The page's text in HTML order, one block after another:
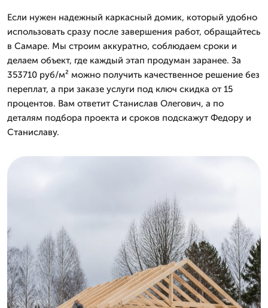
Если нужен надежный каркасный домик, который удобно
использовать сразу после завершения работ, обращайтесь
в Самаре. Мы строим аккуратно, соблюдаем сроки и
делаем объект, где каждый этап продуман заранее. За
353710 руб/м² можно получить качественное решение без
переплат, а при заказе услуги под ключ скидка от 15
процентов. Вам ответит Станислав Олегович, а по
деталям подбора проекта и сроков подскажут Федору и
Станиславу.